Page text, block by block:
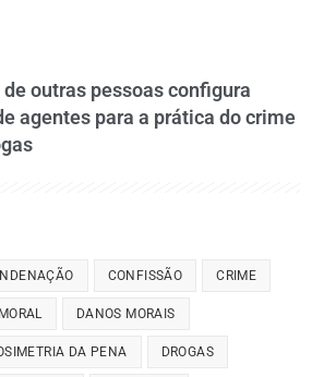
outras pessoas configura
agentes para a prática do crime
CONFISSÃO CRIME
DANOS MORAIS
DA PENA DROGAS